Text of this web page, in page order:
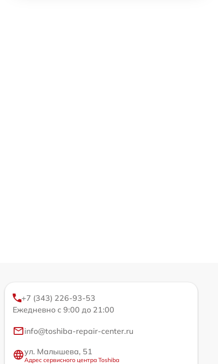
+7 (343) 226-93-53
Ежедневно с 9:00 до 21:00
info@toshiba-repair-center.ru
ул. Малышева, 51
Адрес сервисного центра Toshiba